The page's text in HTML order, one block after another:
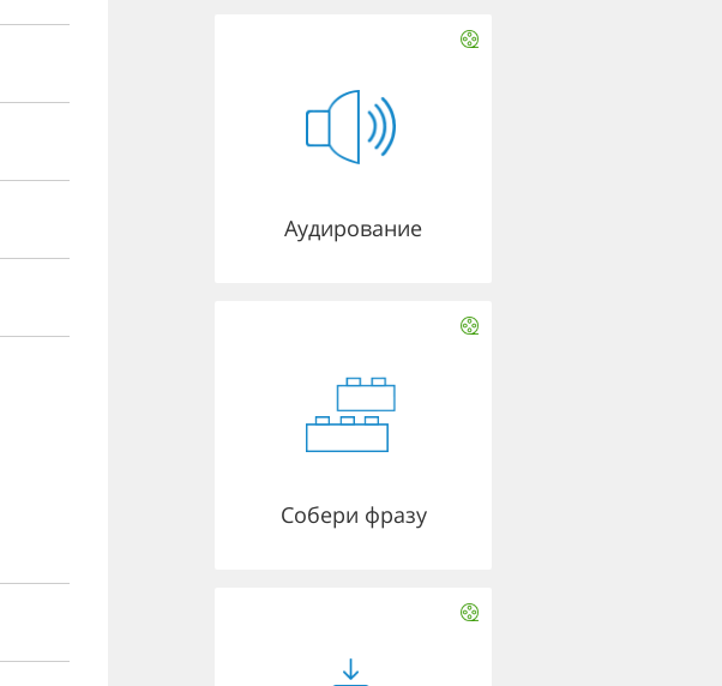
Аудирование
Собери фразу